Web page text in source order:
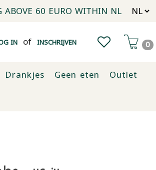
ABOVE 60 EURO WITHIN NL
IN of INSCHRIJVEN 0
Drankjes Geen eten
Outlet